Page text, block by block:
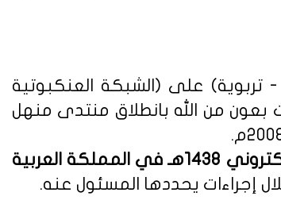
على (الشبكة العنكبوتية
بعون من الله بانطلاق منتدى منهل
لوائح وأنظمة اللائحة التنفيذية للنشر الإلكتروني 1438هـ في المملكة العربية
إجراءات يحددها المسئول عنه.